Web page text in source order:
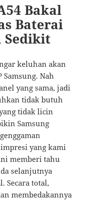
Bakal
Baterai
Sedikit
keluhan akan
Nah
yang sama, jadi
tidak butuh
tidak licin
Samsung
yang kami
memberi tahu
selanjutnya
Secara total,
membedakannya